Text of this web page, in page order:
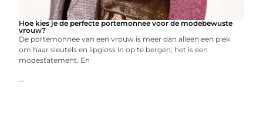
Hoe kies je de perfecte portemonnee voor de modebewuste
vrouw?
De portemonnee van een vrouw is meer dan alleen een plek
om haar sleutels en lipgloss in op te bergen; het is een
modestatement. En
...